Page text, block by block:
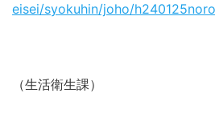
eisei/syokuhin/joho/
（生活衛生課）